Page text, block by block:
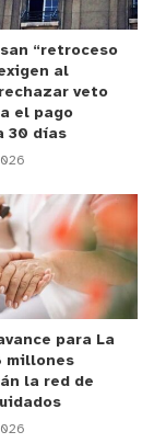
Claudia
abrir
como, en el
95 años de
realizar
una
aniversario.
abierta en el
los vecinos
queremos
vecinos, por
cada uno de
exposición”.
Fundación
“retroceso
al
veto
el pago
30 días
para La
millones
la red de